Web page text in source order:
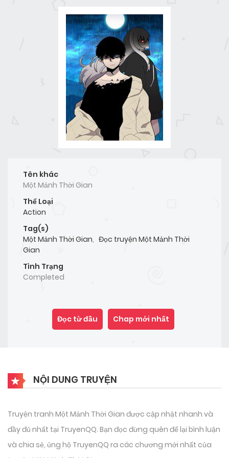
Tên khác
Một Mảnh Thời Gian
Thể Loại
Action
Tag(s)
Một Mảnh Thời Gian, Đọc truyện Một Mảnh Thời
Gian
Tình Trạng
Completed
Đọc từ đầu Chap mới nhất
NỘI DUNG TRUYỆN
Truyện tranh Một Mảnh Thời Gian được cập nhật nhanh và
đầy đủ nhất tại TruyenQQ. Bạn đọc đừng quên để lại bình luận
và chia sẻ, ủng hộ TruyenQQ ra các chương mới nhất của